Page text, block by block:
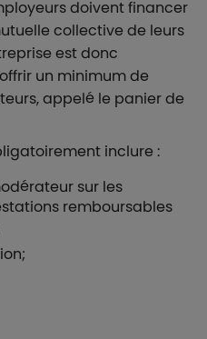
doivent financer
collective de leurs
est donc
un minimum de
appelé le panier de
inclure :
sur les
remboursables